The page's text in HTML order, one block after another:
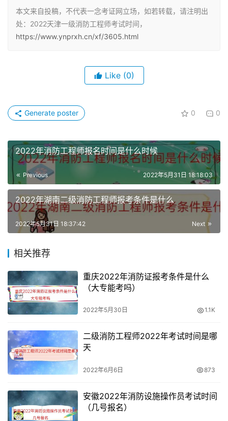
11月6日
上午9:00—12:00 消防安全案例分析（客观题+主观题）
一级注册消防工程师资格考试《消防安全技术实务》、《消
防安全技术综合能力》和《消防安全案例分析》3个科目的
一级消防工程师考试注意事项
应试人员应携带人事考试网打印的准考证和法定有效身份证
原件（与报名时一致）进入考场。按准考证上相对应的考场
号、座位号入座，并在试卷、答题卡规定处填写相对应的准
考证号、姓名、工作单位。未在规定座位参加考试，或者未
经考试工作人员允许擅自离开座位或者考场属考试违纪违规
行为。开始考试5分钟后，不得入场；开始考试2小时内，
不得退场。
考试还是要诚信对待，千万不要有的心态。如果被抓到考
定》（人社部令第31号）处理。
以上是2022天津一级消防工程师考试时间的相关信息，想
持续为您更新相关文章。
本文来自投稿，不代表一念考证网立场，如若转载，请注明出
处：2022天津一级消防工程师考试时间，
https://www.ynprxh.cn/xf/3605.html
Like (0)
0 0
Generate poster
2022年消防工程师报名时间是什么时候
Previous 2022年5月31日 18:18:03
2022年湖南二级消防工程师报考条件是什么
Next
2022年5月31日 18:37:42
相关推荐
重庆2022年消防证报考条件是什么
（大专能考吗）
2022年5月30日 1.1K
二级消防工程师2022年考试时间是哪
天
2022年6月6日 873
安徽2022年消防设施操作员考试时间
（几号报名）